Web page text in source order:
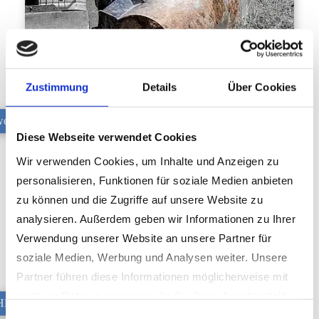
Zustimmung Details Über Cookies
Diese Webseite verwendet Cookies
Wir verwenden Cookies, um Inhalte und Anzeigen zu
personalisieren, Funktionen für soziale Medien anbieten
zu können und die Zugriffe auf unsere Website zu
analysieren. Außerdem geben wir Informationen zu Ihrer
Verwendung unserer Website an unsere Partner für
soziale Medien, Werbung und Analysen weiter. Unsere
Partner führen diese Informationen möglicherweise mit
XHD
Reißzähne